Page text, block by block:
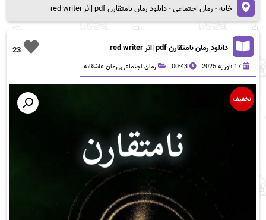
خانه-رمان اجتماعی-دانلود رمان نامتقارن pdf |اثر red writer
23 دانلود رمان نامتقارن pdf |اثر red writer
17 فوریه 2025 00:43 رمان اجتماعی,رمان عاشقانه
تخفیف